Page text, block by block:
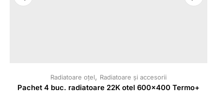
Radiatoare oțel, Radiatoare și accesorii
Pachet 4 buc. radiatoare 22K otel 600×400 Termo+